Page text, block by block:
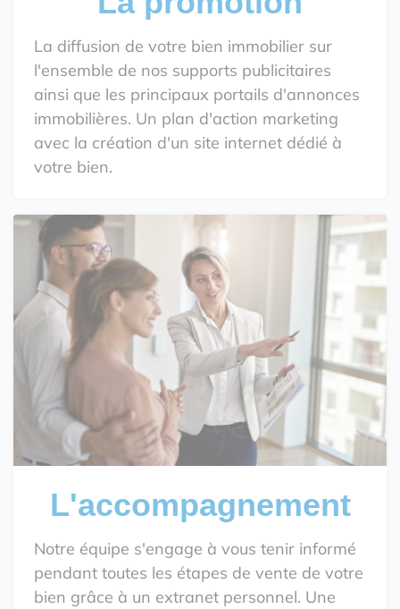
La diffusion de votre bien immobilier sur
l'ensemble de nos supports publicitaires
ainsi que les principaux portails d'annonces
immobilières. Un plan d'action marketing
avec la création d'un site internet dédié à
votre bien.
L'accompagnement
Notre équipe s'engage à vous tenir informé
pendant toutes les étapes de vente de votre
bien grâce à un extranet personnel. Une